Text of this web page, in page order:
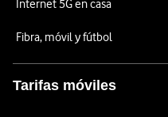
Internet 5G en casa
Fibra, móvil y fútbol
Tarifas móviles